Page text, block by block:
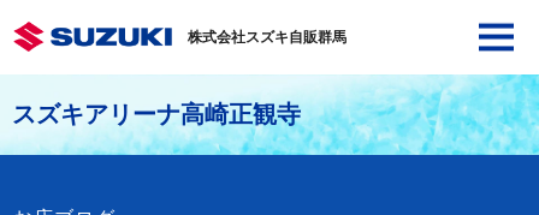
株式会社スズキ自販群馬
スズキアリーナ高崎正観寺